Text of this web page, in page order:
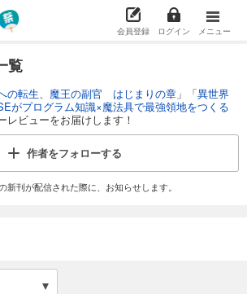
会員登録 ログイン メニュー
覧
の転生、魔王の副官 はじまりの章 」「異世界
がプログラム知識×魔法具で最強領地をつくる
レビューをお届けします！
作者をフォローする
新刊が配信された際に、お知らせします。